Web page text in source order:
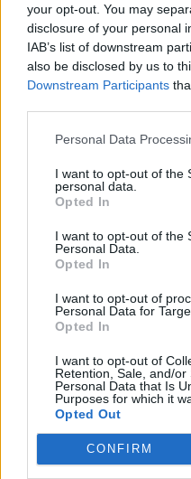
your opt-out. You may
disclosure of your personal
IAB’s list of downstream
also be disclosed by us to
Downstream Participants
Personal Data
I want to opt-out of the
personal data.
Opted In
I want to opt-out of the
Personal Data.
Opted In
I want to opt-out of
Personal Data for
Opted In
I want to opt-out of
Retention, Sale, and/or
Personal Data that Is
Purposes for which it
Opted Out
CONFIRM
11:18
Φωτιά στη Βοιωτία: Στον
11:08
Ποδηλασία: Δυναμική
στο Πανελλήνιο
Χανιά: Σοβαρό
Πιάστηκαν στα χέρια δύο
ΣΧΕΤΙΚA
Μυστράς: «Αγαπούσε